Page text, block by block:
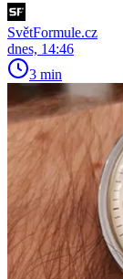
SvětFormule.cz
dnes, 14:46
3 min